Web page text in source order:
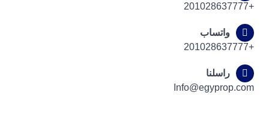
+201028637777
واتساب
+201028637777
راسلنا
Info@egyprop.com